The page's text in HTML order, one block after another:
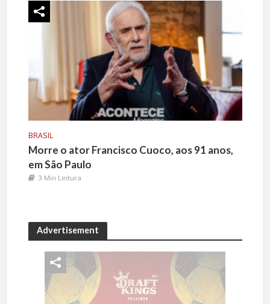
BRASIL
Morre o ator Francisco Cuoco, aos 91 anos,
em São Paulo
3 Min Leitura
Advertisement